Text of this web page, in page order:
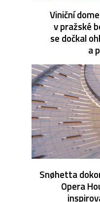
Viniční
v pražské
se dočkal
a
Snøhetta
Opera